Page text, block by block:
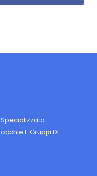
Specializzato
E Gruppi Di